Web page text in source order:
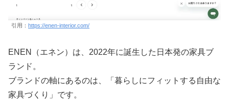
引用： https://enen-interior.com/
ENEN（エネン）は、2022年に誕生した日本発の家具ブ
ランド。
ブランドの軸にあるのは、「暮らしにフィットする自由な
家具づくり」です。